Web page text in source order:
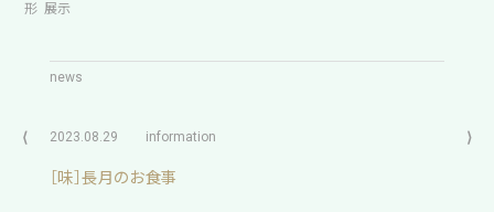
形 展示
news
⟨ 2023.08.29 information
［味］長月のお食事
⟩